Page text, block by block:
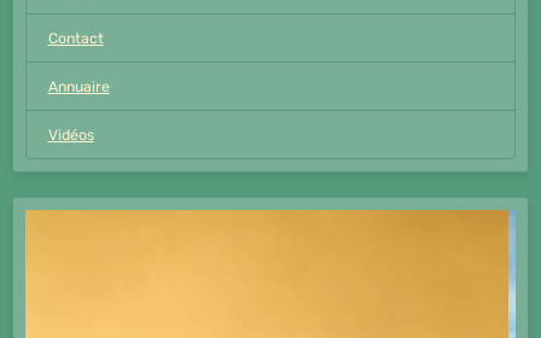
Contact
Annuaire
Vidéos